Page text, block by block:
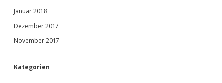
Januar 2018
Dezember 2017
November 2017
Kategorien